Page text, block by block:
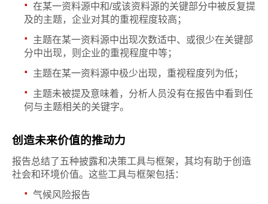
· 在某一资料源中和/或该资料源的关键部分中被反复提
及的主题，企业对其的重视程度较高；
·
主题在某一资料源中出现次数适中、或很少在关键部
分中出现，则企业的重视程度中等；
· 主题在某一资料源中极少出现，重视程度列为低；
·
主题未被提及意味着，分析人员没有在报告中看到任
何与主题相关的关键字。
创造未来价值的推动力
报告总结了五种披露和决策工具与框架，其均有助于创造
社会和环境价值。这些工具与框架包括：
· 气候风险报告